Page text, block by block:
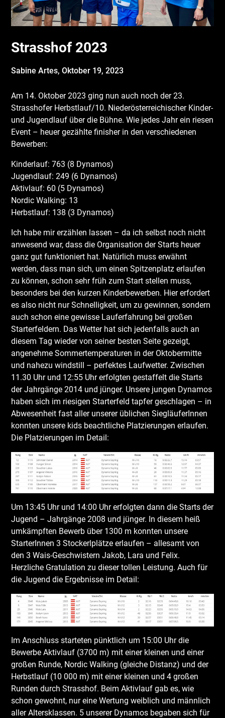
Strasshof 2023
Sabine Artes,Oktober 19, 2023
Am 14. Oktober 2023 ging nun auch noch der 23.
Strasshofer Herbstlauf/10. Niederösterreichischer Kinder-
und Jugendlauf über die Bühne. Wie jedes Jahr ein riesen
Event – heuer gezählte finisher in den verschiedenen
Bewerben:
Kinderlauf: 763 (8 Dynamos)
Jugendlauf: 249 (6 Dynamos)
Aktivlauf: 60 (5 Dynamos)
Nordic Walking: 13
Herbstlauf: 138 (3 Dynamos)
Ich habe mir erzählen lassen – da ich selbst noch nicht
anwesend war, dass die Organisation der Starts heuer
ganz gut funktioniert hat. Natürlich muss erwähnt
werden, dass man sich, um einen Spitzenplatz erlaufen
zu können, schon sehr früh zum Start stellen muss,
besonders bei den kurzen Kinderbewerben. Hier erfordert
es also nicht nur Schnelligkeit, um zu gewinnen, sondern
auch schon eine gewisse Lauferfahrung bei großen
Starterfeldern. Das Wetter hat sich jedenfalls auch an
diesem Tag wieder von seiner besten Seite gezeigt,
angenehme Sommertemperaturen in der Oktobermitte
und nahezu windstill – perfektes Laufwetter. Zwischen
11.30 Uhr und 12:55 Uhr erfolgten gestaffelt die Starts
der Jahrgänge 2014 und jünger. Unsere jungen Dynamos
haben sich im riesigen Starterfeld tapfer geschlagen – in
Abwesenheit fast aller unserer üblichen SiegläuferInnen
konnten unsere kids beachtliche Platzierungen erlaufen.
Die Platzierungen im Detail:
Um 13:45 Uhr und 14:00 Uhr erfolgten dann die Starts der
Jugend – Jahrgänge 2008 und jünger. In diesem heiß
umkämpften Bewerb über 1300 m konnten unsere
StarterInnen 3 Stockerlplätze erlaufen – allesamt von
den 3 Wais-Geschwistern Jakob, Lara und Felix.
Herzliche Gratulation zu dieser tollen Leistung. Auch für
die Jugend die Ergebnisse im Detail:
Im Anschluss starteten pünktlich um 15:00 Uhr die
Bewerbe Aktivlauf (3700 m) mit einer kleinen und einer
großen Runde, Nordic Walking (gleiche Distanz) und der
Herbstlauf (10 000 m) mit einer kleinen und 4 großen
Runden durch Strasshof. Beim Aktivlauf gab es, wie
schon gewohnt, nur eine Wertung weiblich und männlich
aller Altersklassen. 5 unserer Dynamos begaben sich für